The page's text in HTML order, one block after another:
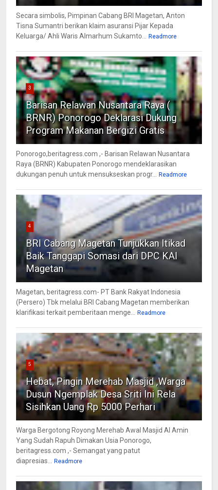
Secara simbolis, Pimpinan Cabang BRI Magetan, Anton
Tisna Sumantri berikan klaim asuransi Pijar Kepada
Keluarga/ Ahli Waris Almarhum Sukamto... Readmore
3
Barisan Relawan Nusantara Raya (
BRNR) Ponorogo Deklarasi Dukung
Program Makanan Bergizi Gratis
Ponorogo,beritagress.com ,- Barisan Relawan Nusantara
Raya (BRNR) Kabupaten Ponorogo mendeklarasikan
dukungan penuh untuk mensukseskan progr... Readmore
4
BRI Cabang Magetan Tunjukkan Itikad
Baik Tanggapi Somasi dari DPC KAI
Magetan
Magetan, beritagress.com- PT Bank Rakyat Indonesia
(Persero) Tbk melalui BRI Cabang Magetan memberikan
klarifikasi terkait pemberitaan menge... Readmore
5
Hebat, Pingin Merehab Masjid ,Warga
Dusun Ngemplak Desa Sriti Ini Rela
Sisihkan Uang Rp 5000 Perhari
Warga Bergotong Royong Merehab Awal Masjid Al Amin
Yang Sudah Rapuh Dimakan Usia Ponorogo,
beritagress.com ,- Semangat yang patut
diapresias... Readmore